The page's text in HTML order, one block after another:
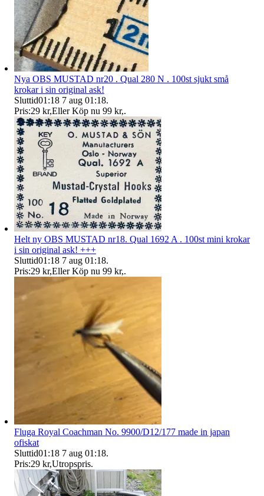
Nya OBS MUSTAD nr20 . Qual 280 N . 100st sjukt små
krokar i sin original ask!
Sluttid01:18 7 aug 01:18.
Pris:29 kr,Eller Köp nu 99 kr,.
Helt ny OBS MUSTAD nr18. Qual 1692 A . 100st mini krokar
i sin original ask! +++
Sluttid01:18 7 aug 01:18.
Pris:29 kr,Eller Köp nu 99 kr,.
Fluga Royal Coachman No. 9900/D12/177 made in japan
ofiskat
Sluttid01:18 7 aug 01:18.
Pris:29 kr,Utropspris.